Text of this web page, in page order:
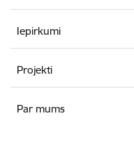
Iepirkumi
Projekti
Par mums